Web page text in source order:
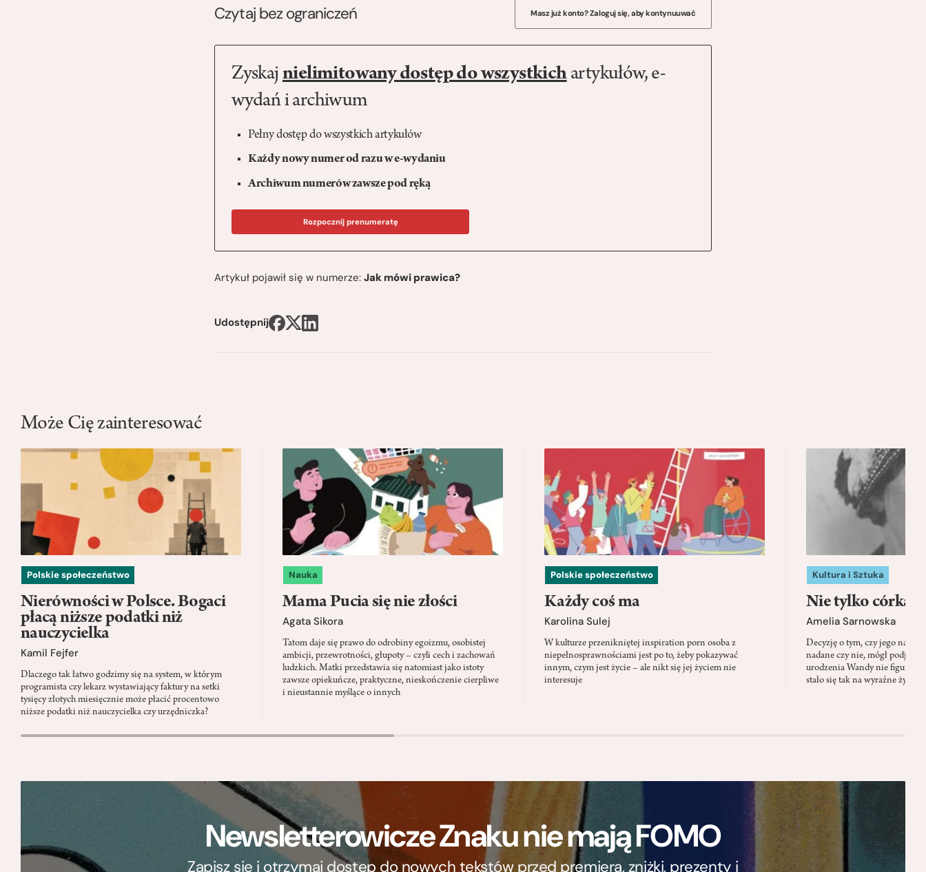
Czytaj bez ograniczeń Masz już konto? Zaloguj się, aby kontynuuwać
Zyskaj nielimitowany dostęp do wszystkichartykułów, e-
wydań i archiwum
Pełny dostęp do wszystkich artykułów
Każdy nowy numer od razu w e-wydaniu
Archiwum numerów zawsze pod ręką
Rozpocznij prenumeratę
Artykuł pojawił się w numerze:Jak mówi prawica?
Udostępnij
Może Cię zainteresować
Polskie społeczeństwo
Nierówności w Polsce. Bogaci
płacą niższe podatki niż
nauczycielka
Kamil Fejfer
Dlaczego tak łatwo godzimy się na system, w którym
programista czy lekarz wystawiający faktury na setki
tysięcy złotych miesięcznie może płacić procentowo
niższe podatki niż nauczycielka czy urzędniczka?
Nauka
Mama Pucia się nie złości
Agata Sikora
Tatom daje się prawo do odrobiny egoizmu, osobistej
ambicji, przewrotności, głupoty – czyli cech i zachowań
ludzkich. Matki przedstawia się natomiast jako istoty
zawsze opiekuńcze, praktyczne, nieskończenie cierpliwe
i nieustannie myślące o innych
Polskie społeczeństwo
Każdy coś ma
Karolina Sulej
W kulturze przenikniętej inspiration porn osoba z
niepełnosprawnościami jest po to, żeby pokazywać
innym, czym jest życie – ale nikt się jej życiem nie
interesuje
Kultura i Sztuka
Nie tylko córka
Amelia Sarnowska
Decyzję o tym, czy jego
nadane czy nie, mógł podjąć
urodzenia Wandy nie figuruje
stało się tak na wyraźne
Newsletterowicze Znaku nie mają FOMO
Zapisz się i otrzymaj dostęp do nowych tekstów przed premierą, zniżki, prezenty i